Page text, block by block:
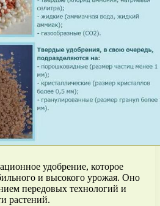
удобрение, которое
и высокого урожая. Оно
передовых технологий и
растений.